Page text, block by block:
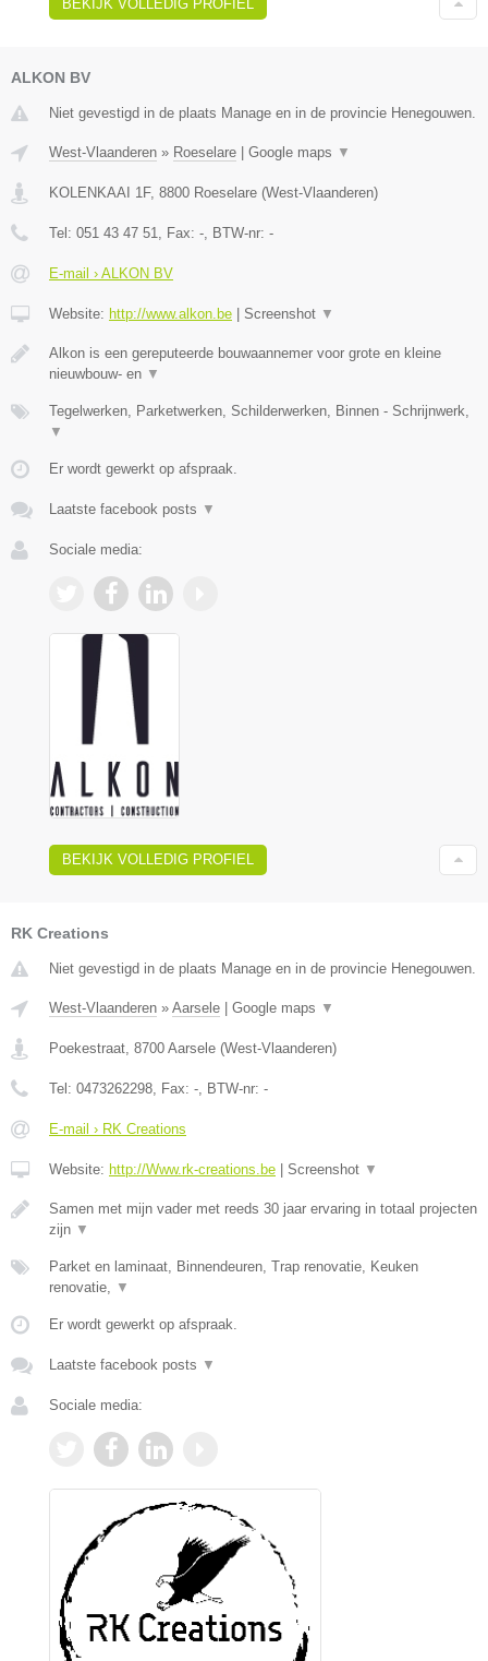
BEKIJK VOLLEDIG PROFIEL
ALKON BV
Niet gevestigd in de plaats Manage en in de provincie Henegouwen.
West-Vlaanderen » Roeselare Google maps ▼
KOLENKAAI 1F, 8800 Roeselare (West-Vlaanderen)
Tel: 051 43 47 51, Fax: -, BTW-nr: -
E-mail › ALKON BV
Website: http://www.alkon.be Screenshot ▼
Alkon is een gereputeerde bouwaannemer voor grote en kleine
nieuwbouw- en ▼
Tegelwerken, Parketwerken, Schilderwerken, Binnen - Schrijnwerk,
▼
Er wordt gewerkt op afspraak.
Laatste facebook posts ▼
Sociale media:
BEKIJK VOLLEDIG PROFIEL
RK Creations
Niet gevestigd in de plaats Manage en in de provincie Henegouwen.
West-Vlaanderen » Aarsele Google maps ▼
Poekestraat, 8700 Aarsele (West-Vlaanderen)
Tel: 0473262298, Fax: -, BTW-nr: -
E-mail › RK Creations
Website: http://Www.rk-creations.be Screenshot ▼
Samen met mijn vader met reeds 30 jaar ervaring in totaal projecten
zijn ▼
Parket en laminaat, Binnendeuren, Trap renovatie, Keuken
renovatie, ▼
Er wordt gewerkt op afspraak.
Laatste facebook posts ▼
Sociale media: